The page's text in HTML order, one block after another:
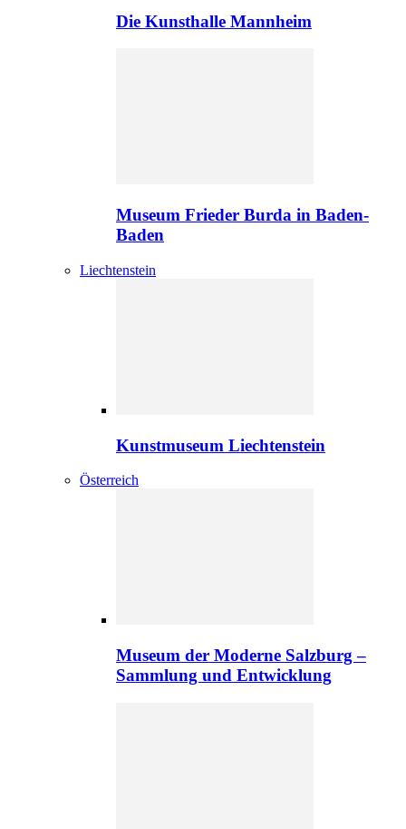
Die Kunsthalle Mannheim
Museum Frieder Burda in Baden-
Baden
Liechtenstein
Kunstmuseum Liechtenstein
Österreich
Museum der Moderne Salzburg –
Sammlung und Entwicklung